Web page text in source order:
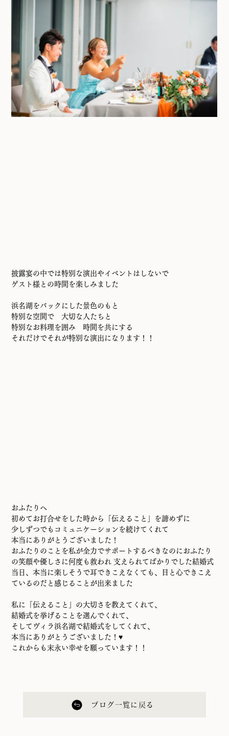
ブログ一覧に戻る
披露宴の中では特別な演出やイベントはしないで
ゲスト様との時間を楽しみました
浜名湖をバックにした景色のもと
特別な空間で　大切な人たちと
特別なお料理を囲み　時間を共にする
それだけでそれが特別な演出になります！！
おふたりへ
初めてお打合せをした時から「伝えること」を諦めずに
少しずつでもコミュニケーションを続けてくれて
本当にありがとうございました！
おふたりのことを私が全力でサポートするべきなのにおふたり
の笑顔や優しさに何度も救われ 支えられてばかりでした結婚式
当日、本当に楽しそうで耳できこえなくても、目と心できこえ
ているのだと感じることが出来ました
私に「伝えること」の大切さを教えてくれて、
結婚式を挙げることを選んでくれて、
そしてヴィラ浜名湖で結婚式をしてくれて、
本当にありがとうございました！♥
これからも末永い幸せを願っています！！